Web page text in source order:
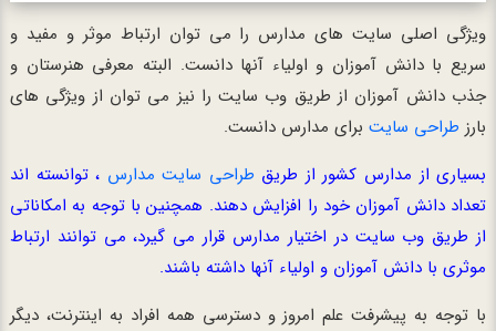
ویژگی اصلی سایت های مدارس را می توان ارتباط موثر و مفید و
سریع با دانش آموزان و اولیاء آنها دانست. البته معرفی هنرستان و
جذب دانش آموزان از طریق وب سایت را نیز می توان از ویژگی های
بارز طراحی سایتبرای مدارس دانست.
بسیاری از مدارس کشور از طریق طراحی سایت مدارس ، توانسته اند
تعداد دانش آموزان خود را افزایش دهند. همچنین با توجه به امکاناتی
از طریق وب سایت در اختیار مدارس قرار می گیرد، می توانند ارتباط
موثری با دانش آموزان و اولیاء آنها داشته باشند.
با توجه به پیشرفت علم امروز و دسترسی همه افراد به اینترنت، دیگر